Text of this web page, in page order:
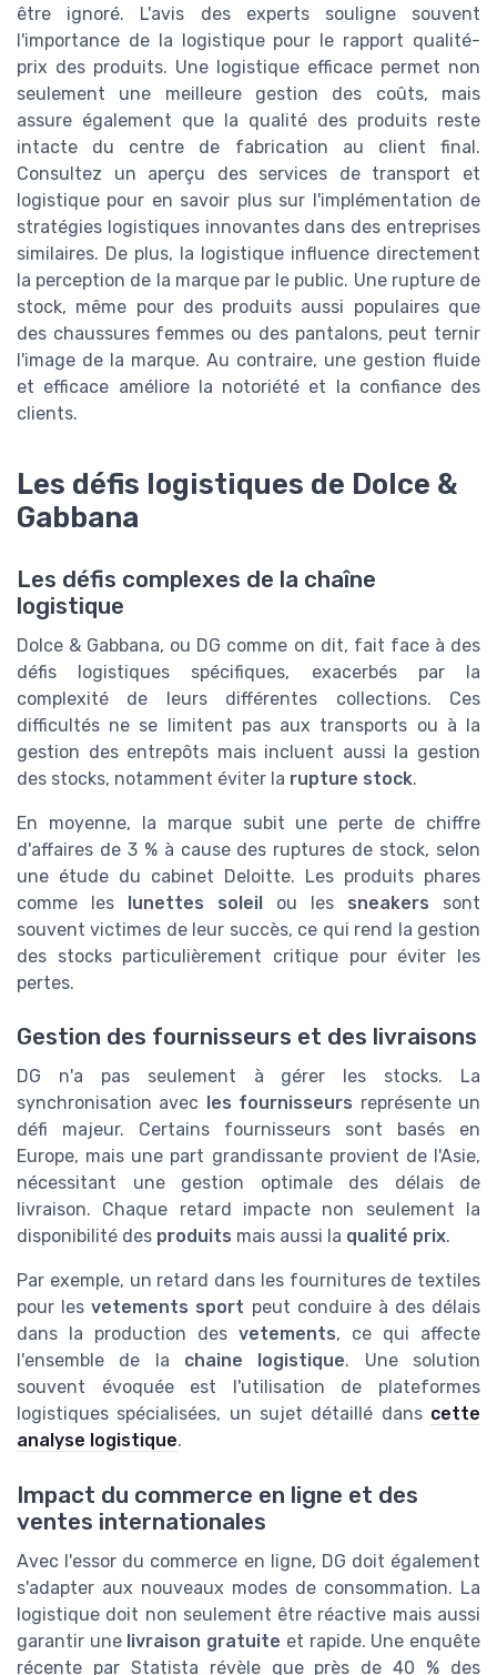
être ignoré. L'avis des experts souligne souvent
l'importance de la logistique pour le rapport qualité-
prix des produits. Une logistique efficace permet non
seulement une meilleure gestion des coûts, mais
assure également que la qualité des produits reste
intacte du centre de fabrication au client final.
Consultez un aperçu des services de transport et
logistique pour en savoir plus sur l'implémentation de
stratégies logistiques innovantes dans des entreprises
similaires. De plus, la logistique influence directement
la perception de la marque par le public. Une rupture de
stock, même pour des produits aussi populaires que
des chaussures femmes ou des pantalons, peut ternir
l'image de la marque. Au contraire, une gestion fluide
et efficace améliore la notoriété et la confiance des
clients.
Les défis logistiques de Dolce &
Gabbana
Les défis complexes de la chaîne
logistique
Dolce & Gabbana, ou DG comme on dit, fait face à des
défis logistiques spécifiques, exacerbés par la
complexité de leurs différentes collections. Ces
difficultés ne se limitent pas aux transports ou à la
gestion des entrepôts mais incluent aussi la gestion
des stocks, notamment éviter la rupture stock.
En moyenne, la marque subit une perte de chiffre
d'affaires de 3 % à cause des ruptures de stock, selon
une étude du cabinet Deloitte. Les produits phares
comme les lunettes soleil ou les sneakers sont
souvent victimes de leur succès, ce qui rend la gestion
des stocks particulièrement critique pour éviter les
pertes.
Gestion des fournisseurs et des livraisons
DG n'a pas seulement à gérer les stocks. La
synchronisation avec
les fournisseurs représente un
défi majeur. Certains fournisseurs sont basés en
Europe, mais une part grandissante provient de l'Asie,
nécessitant une gestion optimale des délais de
livraison. Chaque retard impacte non seulement la
disponibilité des produits mais aussi la qualité prix.
Par exemple, un retard dans les fournitures de textiles
pour lesvetements sport peut conduire à des délais
dans la production des vetements, ce qui affecte
l'ensemble de la chaine logistique. Une solution
souvent évoquée est l'utilisation de plateformes
logistiques spécialisées, un sujet détaillé dans cette
analyse logistique.
Impact du commerce en ligne et des
ventes internationales
Avec l'essor du commerce en ligne, DG doit également
s'adapter aux nouveaux modes de consommation. La
logistique doit non seulement être réactive mais aussi
garantir une livraison gratuite et rapide. Une enquête
récente par Statista révèle que près de 40 % des